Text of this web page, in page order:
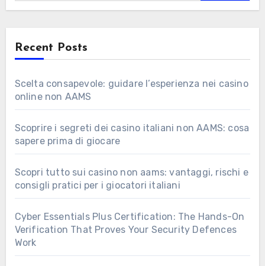
Recent Posts
Scelta consapevole: guidare l’esperienza nei casino
online non AAMS
Scoprire i segreti dei casino italiani non AAMS: cosa
sapere prima di giocare
Scopri tutto sui casino non aams: vantaggi, rischi e
consigli pratici per i giocatori italiani
Cyber Essentials Plus Certification: The Hands-On
Verification That Proves Your Security Defences
Work